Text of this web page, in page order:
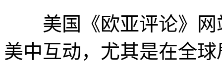
美国《欧亚评论》网
美中互动，尤其是在全